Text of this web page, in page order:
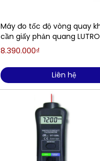
Máy đo tốc độ vòng quay
cần giấy phản quang
2199 (100 đến 99,999 vòng/
8.390.000₫
Liên hệ